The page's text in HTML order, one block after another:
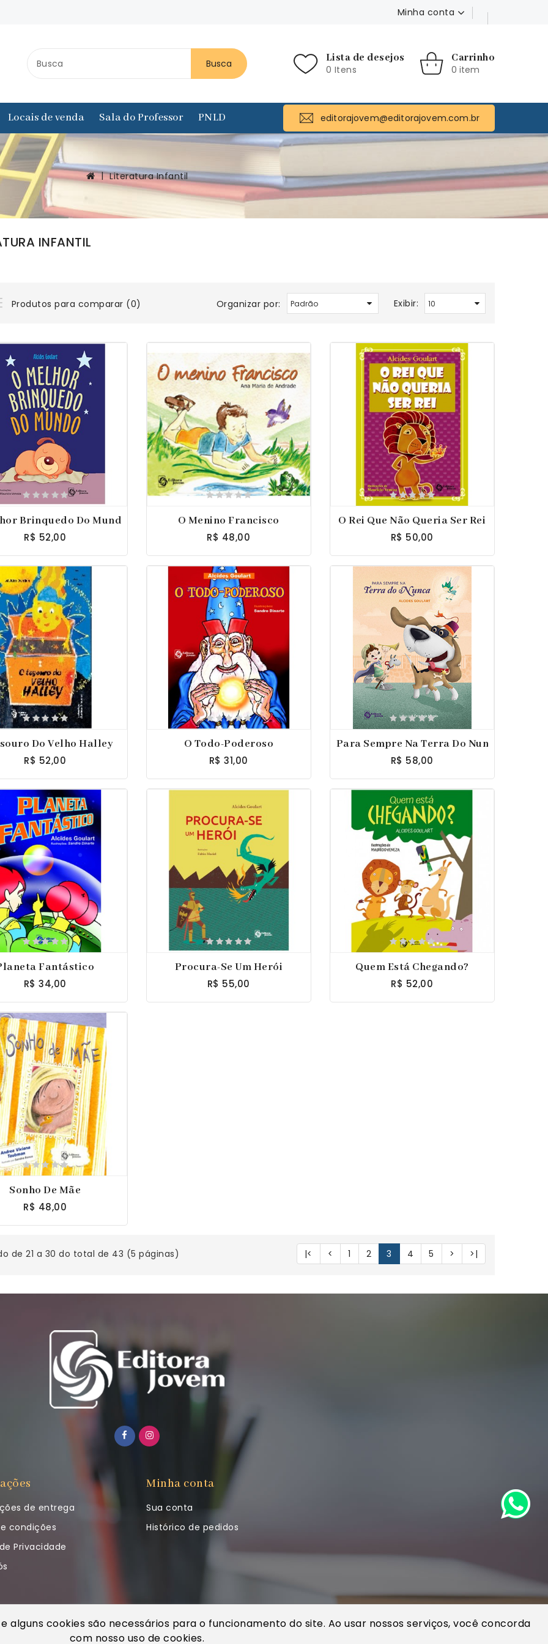
Minha conta
Busca
Lista de desejos
0 Itens
Carrinho
0 item
Locais de venda Sala do Professor PNLD editorajovem@editorajovem.com.br
Literatura Infantil
INFANTIL
Produtos para comparar (0) Organizar por: Exibir:
Brinquedo Do Mundo
R$ 52,00
O Menino Francisco
R$ 48,00
O Rei Que Não Queria Ser Rei
R$ 50,00
Do Velho Halley
R$ 52,00
O Todo-Poderoso
R$ 31,00
Para Sempre Na Terra Do Nunca
R$ 58,00
Fantástico
R$ 34,00
Procura-Se Um Herói
R$ 55,00
Quem Está Chegando?
R$ 52,00
Sonho De Mãe
R$ 48,00
de 21 a 30 do total de 43 (5 páginas) |< < 1 2 3 4 5 > >|
alguns cookies são necessários para o funcionamento do site. Ao usar nossos serviços, você concorda
com nosso uso de cookies.
de entrega
condições
Privacidade
Minha conta
Sua conta
Histórico de pedidos